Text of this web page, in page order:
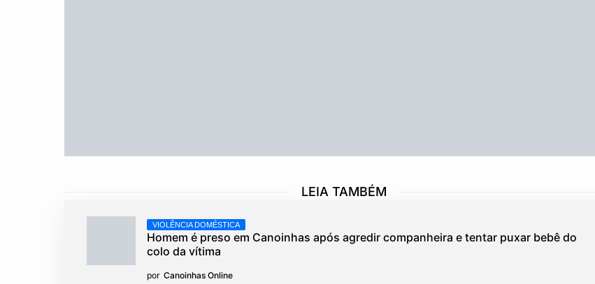
LEIA TAMBÉM
VIOLÊNCIA DOMÉSTICA
Homem é preso em Canoinhas após agredir companheira e tentar puxar bebê do
colo da vítima
por Canoinhas Online